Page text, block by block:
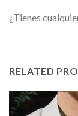
¿Tienes
RELATED